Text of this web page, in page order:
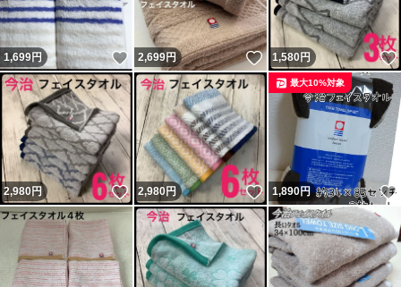
1,699円 いいね！
2,699円 いいね！
1,580円
2,980円 いいね！
2,980円 いいね！
1,890円
最大10%対象